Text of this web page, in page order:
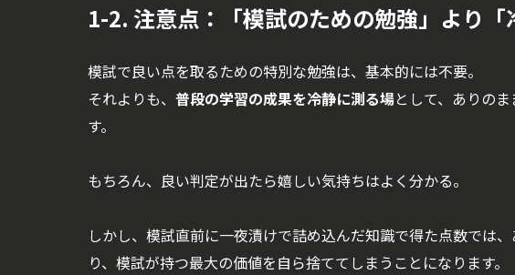
1-2. 注意点：「模試のための勉強」より
模試で良い点を取るための特別な勉強は、基本的には不要。
それよりも、 普段の学習の成果を冷静に測る場として、ありの
す。
もちろん、良い判定が出たら嬉しい気持ちはよく分かる。
しかし、模試直前に一夜漬けで詰め込んだ知識で得た点数では
り、模試が持つ最大の価値を自ら捨ててしまうことになります。